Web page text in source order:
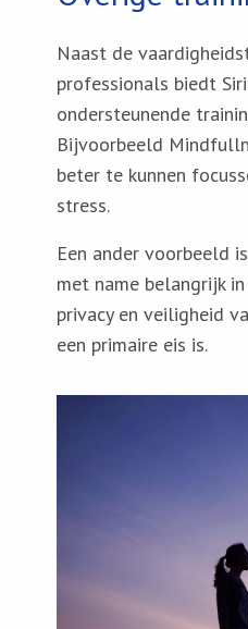
Naast de
professionals biedt
ondersteunende
Bijvoorbeeld
beter te kunnen
stress.
Een ander voorbeeld
met name belangrijk
privacy en veiligheid
een primaire eis is.